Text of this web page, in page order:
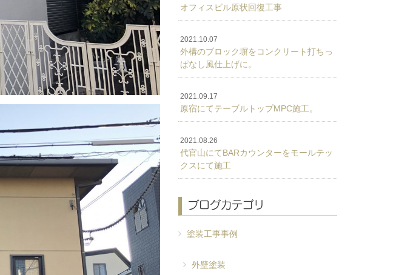
オフィスビル原状回復工事
2021.10.07
外構のブロック塀をコンクリート打ちっ
ぱなし風仕上げに。
2021.09.17
原宿にてテーブルトップMPC施工。
2021.08.26
代官山にてBARカウンターをモールテッ
クスにて施工
ブログカテゴリ
塗装工事事例
外壁塗装